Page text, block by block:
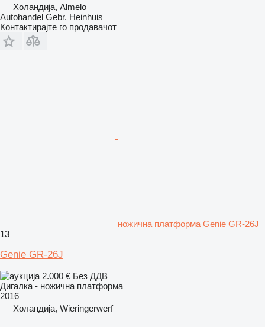
Холандија, Almelo
Autohandel Gebr. Heinhuis
Контактирајте го продавачот
ножична платформа Genie GR-26J
13
Genie GR-26J
2.000 € Без ДДВ
Дигалка - ножична платформа
2016
Холандија, Wieringerwerf